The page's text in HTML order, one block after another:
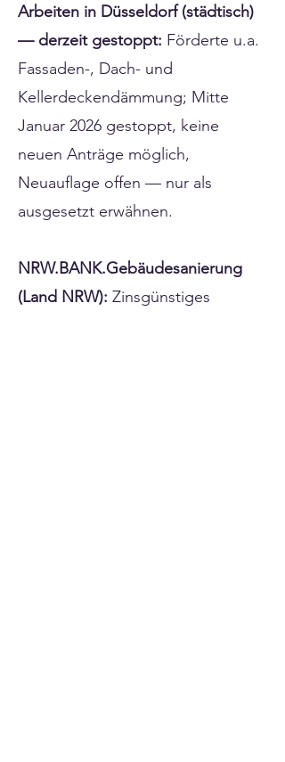
Arbeiten in Düsseldorf (städtisch)
— derzeit gestoppt: Förderte u.a.
Fassaden-, Dach- und
Kellerdeckendämmung; Mitte
Januar 2026 gestoppt, keine
neuen Anträge möglich,
Neuauflage offen — nur als
ausgesetzt erwähnen.
NRW.BANK.Gebäudesanierung
(Land NRW): Zinsgünstiges